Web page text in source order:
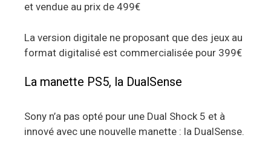
et vendue au prix de 499€
La version digitale ne proposant que des jeux au
format digitalisé est commercialisée pour 399€
La manette PS5, la DualSense
Sony n’a pas opté pour une Dual Shock 5 et à
innové avec une nouvelle manette : la DualSense.